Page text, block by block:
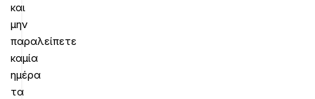
και
μην
παραλείπετε
καμία
ημέρα
τα